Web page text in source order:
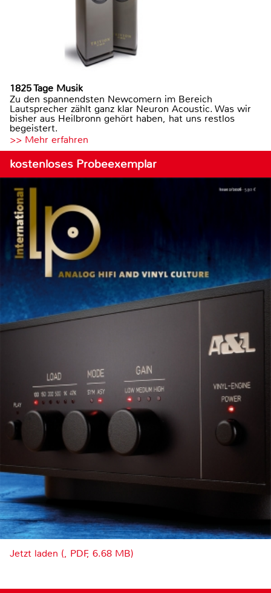
1825 Tage Musik
Zu den spannendsten Newcomern im Bereich
Lautsprecher zählt ganz klar Neuron Acoustic. Was wir
bisher aus Heilbronn gehört haben, hat uns restlos
begeistert.
>> Mehr erfahren
kostenloses Probeexemplar
Jetzt laden (, PDF, 6.68 MB)